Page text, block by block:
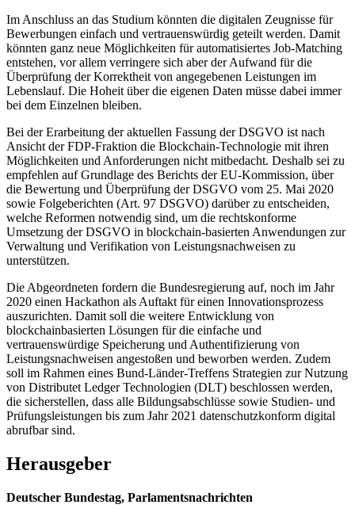
Im Anschluss an das Studium könnten die digitalen Zeugnisse für
Bewerbungen einfach und vertrauenswürdig geteilt werden. Damit
könnten ganz neue Möglichkeiten für automatisiertes Job-Matching
entstehen, vor allem verringere sich aber der Aufwand für die
Überprüfung der Korrektheit von angegebenen Leistungen im
Lebenslauf. Die Hoheit über die eigenen Daten müsse dabei immer
bei dem Einzelnen bleiben.
Bei der Erarbeitung der aktuellen Fassung der DSGVO ist nach
Ansicht der FDP-Fraktion die Blockchain-Technologie mit ihren
Möglichkeiten und Anforderungen nicht mitbedacht. Deshalb sei zu
empfehlen auf Grundlage des Berichts der EU-Kommission, über
die Bewertung und Überprüfung der DSGVO vom 25. Mai 2020
sowie Folgeberichten (Art. 97 DSGVO) darüber zu entscheiden,
welche Reformen notwendig sind, um die rechtskonforme
Umsetzung der DSGVO in blockchain-basierten Anwendungen zur
Verwaltung und Verifikation von Leistungsnachweisen zu
unterstützen.
Die Abgeordneten fordern die Bundesregierung auf, noch im Jahr
2020 einen Hackathon als Auftakt für einen Innovationsprozess
auszurichten. Damit soll die weitere Entwicklung von
blockchainbasierten Lösungen für die einfache und
vertrauenswürdige Speicherung und Authentifizierung von
Leistungsnachweisen angestoßen und beworben werden. Zudem
soll im Rahmen eines Bund-Länder-Treffens Strategien zur Nutzung
von Distributet Ledger Technologien (DLT) beschlossen werden,
die sicherstellen, dass alle Bildungsabschlüsse sowie Studien- und
Prüfungsleistungen bis zum Jahr 2021 datenschutzkonform digital
abrufbar sind.
Herausgeber
Deutscher Bundestag, Parlamentsnachrichten